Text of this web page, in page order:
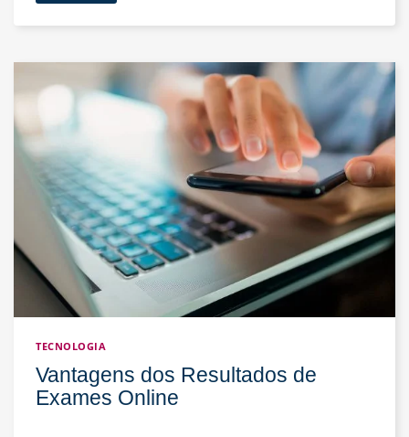
do
Pezinho:
o
Futuro
do
TECNOLOGIA
Vantagens dos Resultados de
Exames Online